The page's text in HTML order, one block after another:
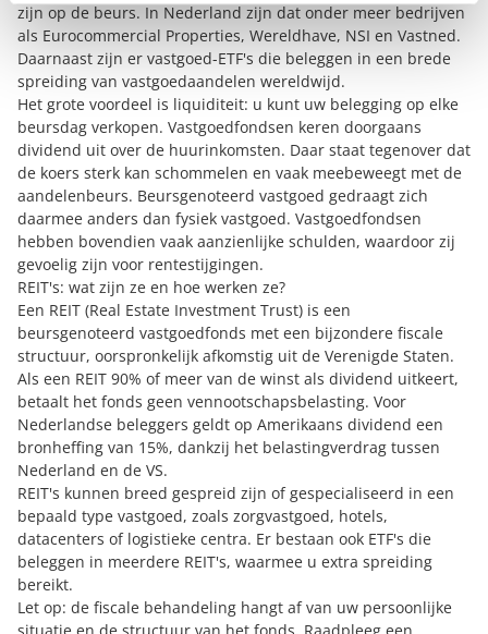
zijn op de beurs. In Nederland zijn dat onder meer bedrijven
als Eurocommercial Properties, Wereldhave, NSI en Vastned.
Daarnaast zijn er vastgoed-ETF's die beleggen in een brede
spreiding van vastgoedaandelen wereldwijd.
Het grote voordeel is liquiditeit: u kunt uw belegging op elke
beursdag verkopen. Vastgoedfondsen keren doorgaans
dividend uit over de huurinkomsten. Daar staat tegenover dat
de koers sterk kan schommelen en vaak meebeweegt met de
aandelenbeurs. Beursgenoteerd vastgoed gedraagt zich
daarmee anders dan fysiek vastgoed. Vastgoedfondsen
hebben bovendien vaak aanzienlijke schulden, waardoor zij
gevoelig zijn voor rentestijgingen.
REIT's: wat zijn ze en hoe werken ze?
Een REIT (Real Estate Investment Trust) is een
beursgenoteerd vastgoedfonds met een bijzondere fiscale
structuur, oorspronkelijk afkomstig uit de Verenigde Staten.
Als een REIT 90% of meer van de winst als dividend uitkeert,
betaalt het fonds geen vennootschapsbelasting. Voor
Nederlandse beleggers geldt op Amerikaans dividend een
bronheffing van 15%, dankzij het belastingverdrag tussen
Nederland en de VS.
REIT's kunnen breed gespreid zijn of gespecialiseerd in een
bepaald type vastgoed, zoals zorgvastgoed, hotels,
datacenters of logistieke centra. Er bestaan ook ETF's die
beleggen in meerdere REIT's, waarmee u extra spreiding
bereikt.
Let op: de fiscale behandeling hangt af van uw persoonlijke